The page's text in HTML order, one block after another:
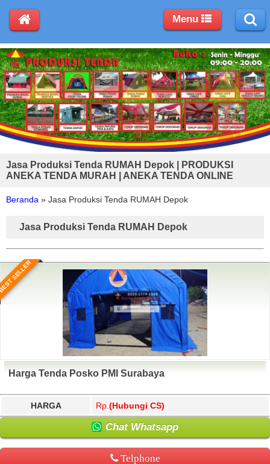
Jasa Produksi Tenda RUMAH Depok | PRODUKSI
ANEKA TENDA MURAH | ANEKA TENDA ONLINE
Beranda » Jasa Produksi Tenda RUMAH Depok
Jasa Produksi Tenda RUMAH Depok
SELLER
Harga Tenda Posko PMI Surabaya
HARGA Rp. (Hubungi CS)
Chat Whatsapp
Telphone
Menu